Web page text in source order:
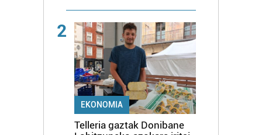
2
EKONOMIA
Telleria gaztak Donibane